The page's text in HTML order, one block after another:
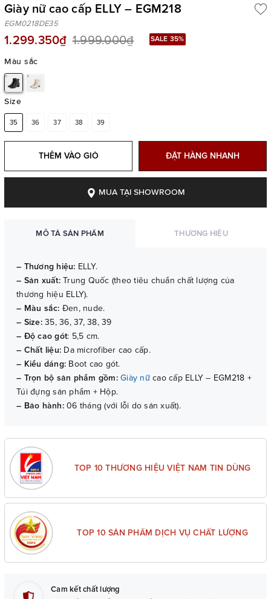
Giày nữ cao cấp ELLY – EGM218
EGM0218DE35
1.299.350₫ 1.999.000₫ SALE 35%
Màu sắc
Size
35 36 37 38 39
THÊM VÀO GIỎ ĐẶT HÀNG NHANH
MUA TẠI SHOWROOM
MÔ TẢ SẢN PHẨM THƯƠNG HIỆU
– Thương hiệu: ELLY.
– Sản xuất: Trung Quốc (theo tiêu chuẩn chất lượng của
thương hiệu ELLY).
– Màu sắc: Đen, nude.
– Size:35, 36, 37, 38, 39
– Độ cao gót: 5,5 cm.
– Chất liệu: Da microfiber cao cấp.
– Kiểu dáng: Boot cao gót.
– Trọn bộ sản phẩm gồm: Giày nữcao cấp ELLY – EGM218 +
Túi đựng sản phẩm + Hộp.
– Bảo hành:06 tháng (với lỗi do sản xuất).
TOP 10 THƯƠNG HIỆU VIỆT NAM TIN DÙNG
TOP 10 SẢN PHẨM DỊCH VỤ CHẤT LƯỢNG
Cam kết chất lượng